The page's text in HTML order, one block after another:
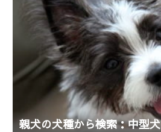
親犬の犬種から検索：中型犬